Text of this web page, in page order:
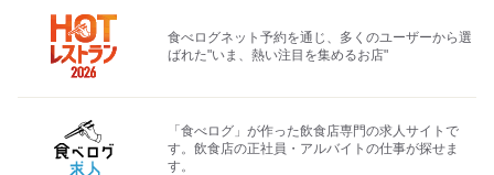
食べログネット予約を通じ、多くのユーザーから選
ばれた"いま、熱い注目を集めるお店"
「食べログ」が作った飲食店専門の求人サイトで
す。飲食店の正社員・アルバイトの仕事が探せま
す。